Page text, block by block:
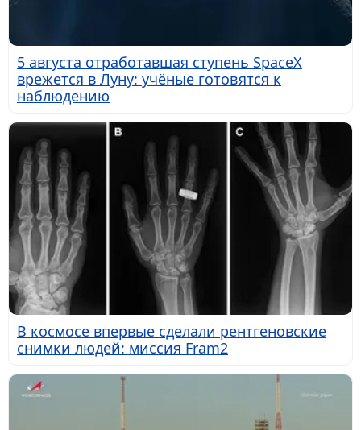
5 августа отработавшая ступень SpaceX
врежется в Луну: учёные готовятся к
наблюдению
В космосе впервые сделали рентгеновские
снимки людей: миссия Fram2